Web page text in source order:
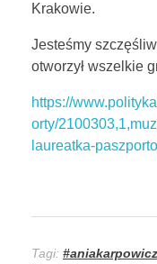
Krakowie.
Jesteśmy
otworzył wszelkie
https://
orty/
laureatka-
Tagi: #aniakarpowicz